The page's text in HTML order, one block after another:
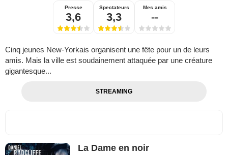
Presse
3,6
Spectateurs
3,3
Mes amis
--
Cinq jeunes New-Yorkais organisent une fête pour un de leurs
amis. Mais la ville est soudainement attaquée par une créature
gigantesque...
STREAMING
La Dame en noir